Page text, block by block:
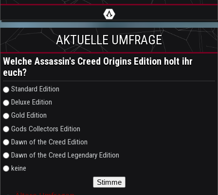
AKTUELLE UMFRAGE
Welche Assassin's Creed Origins Edition holt ihr
euch?
Auswahlmöglichkeiten
Standard Edition
Deluxe Edition
Gold Edition
Gods Collectors Edition
Dawn of the Creed Edition
Dawn of the Creed Legendary Edition
keine